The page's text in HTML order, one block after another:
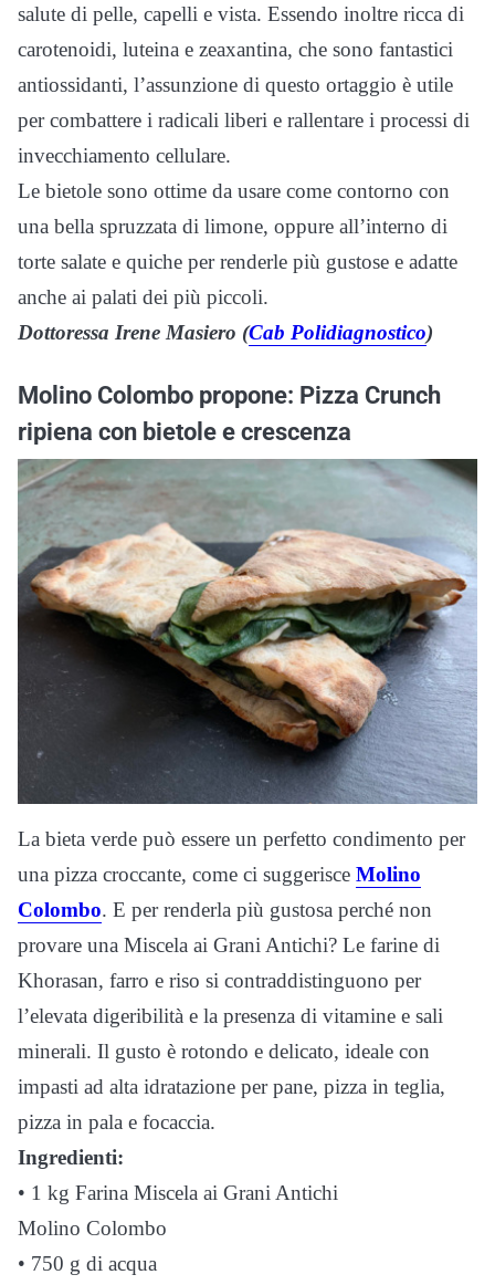
salute di pelle, capelli e vista. Essendo inoltre ricca di
carotenoidi, luteina e zeaxantina, che sono fantastici
antiossidanti, l’assunzione di questo ortaggio è utile
per combattere i radicali liberi e rallentare i processi di
invecchiamento cellulare.
Le bietole sono ottime da usare come contorno con
una bella spruzzata di limone, oppure all’interno di
torte salate e quiche per renderle più gustose e adatte
anche ai palati dei più piccoli.
Dottoressa Irene Masiero (Cab Polidiagnostico)
Molino Colombo propone: Pizza Crunch
ripiena con bietole e crescenza
La bieta verde può essere un perfetto condimento per
una pizza croccante, come ci suggerisce Molino
Colombo. E per renderla più gustosa perché non
provare una Miscela ai Grani Antichi? Le farine di
Khorasan, farro e riso si contraddistinguono per
l’elevata digeribilità e la presenza di vitamine e sali
minerali. Il gusto è rotondo e delicato, ideale con
impasti ad alta idratazione per pane, pizza in teglia,
pizza in pala e focaccia.
Ingredienti:
• 1 kg Farina Miscela ai Grani Antichi
Molino Colombo
• 750 g di acqua